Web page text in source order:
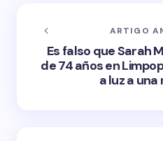
ARTIGO
Es falso que Sarah
de 74 años en
a luz a una